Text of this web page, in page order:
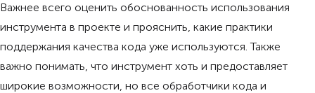
Важнее всего оценить обоснованность использования
инструмента в проекте и прояснить, какие практики
поддержания качества кода уже используются. Также
важно понимать, что инструмент хоть и предоставляет
широкие возможности, но все обработчики кода и